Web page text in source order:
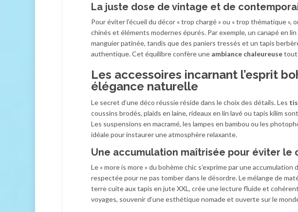
La juste dose de vintage et de
Pour éviter l’écueil du décor « trop chargé » ou « trop thématique
chinés et éléments modernes épurés. Par exemple, un canapé en
manguier patinée, tandis que des paniers tressés et un tapis
authentique. Cet équilibre confère une ambiance chaleureusetout
Les accessoires incarnant l’esprit
élégance naturelle
Le secret d’une déco réussie réside dans le choix des détails. Les
coussins brodés, plaids en laine, rideaux en lin lavé ou tapis kilim
Les suspensions en macramé, les lampes en bambou ou les
idéale pour instaurer une atmosphère relaxante.
Une accumulation maîtrisée pour éviter le
Le « more is more » du bohème chic s’exprime par une
respectée pour ne pas tomber dans le désordre. Le mélange de
terre cuite aux tapis en jute XXL, crée une lecture fluide et
voyages, souvenir d’une esthétique nomade et ouverte sur le